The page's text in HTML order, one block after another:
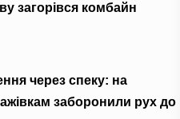
загорівся комбайн
через спеку: на
заборонили рух до